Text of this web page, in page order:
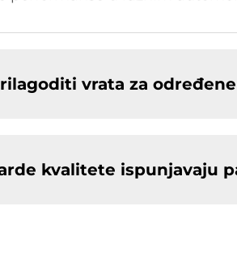
vrata za
kvalitete ispunjavaju